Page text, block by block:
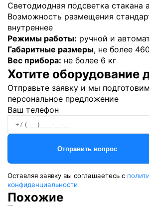
Светодиодная подсветка стакана
Возможность размещения
внутреннее
Режимы работы: ручной и
Габаритные размеры, не более
Вес прибора: не более 6 кг
Хотите оборудование
Отправьте заявку и мы
персональное предложение
Ваш телефон
Оставляя заявку вы соглашаетесь с
конфиденциальности
Похожие